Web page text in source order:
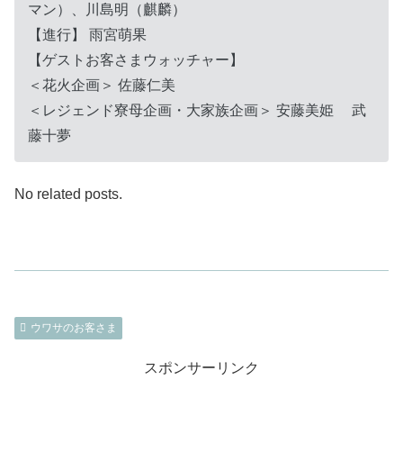
マン）、川島明（麒麟）
【進行】 雨宮萌果
【ゲストお客さまウォッチャー】
＜花火企画＞ 佐藤仁美
＜レジェンド寮母企画・大家族企画＞ 安藤美姫 武
藤十夢
No related posts.
ウワサのお客さま
スポンサーリンク